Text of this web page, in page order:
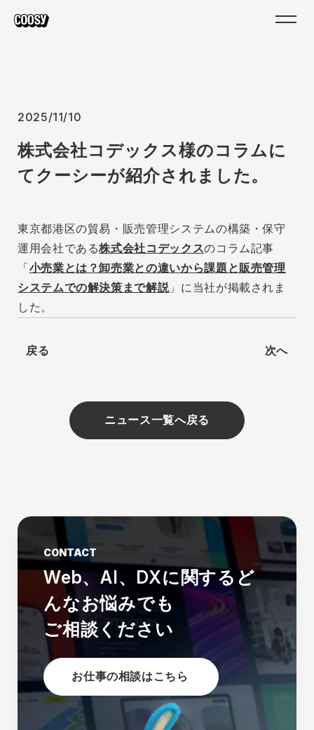
2025/11/10
株式会社コデックス様のコラムに
てクーシーが紹介されました。
東京都港区の貿易・販売管理システムの構築・保守
運用会社である株式会社コデックスのコラム記事
「 小売業とは？卸売業との違いから課題と販売管理
システムでの解決策まで解説」に当社が掲載されま
した。
戻る 次へ
ニュース一覧へ戻る
CONTACT
Web、AI、DXに関する ど
んなお悩みでも
ご相談ください
お仕事の相談はこちら